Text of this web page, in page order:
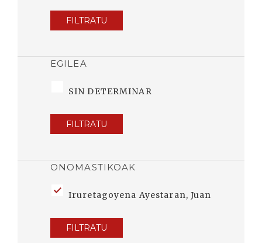
FILTRATU
EGILEA
SIN DETERMINAR
FILTRATU
ONOMASTIKOAK
Iruretagoyena Ayestaran, Juan
FILTRATU